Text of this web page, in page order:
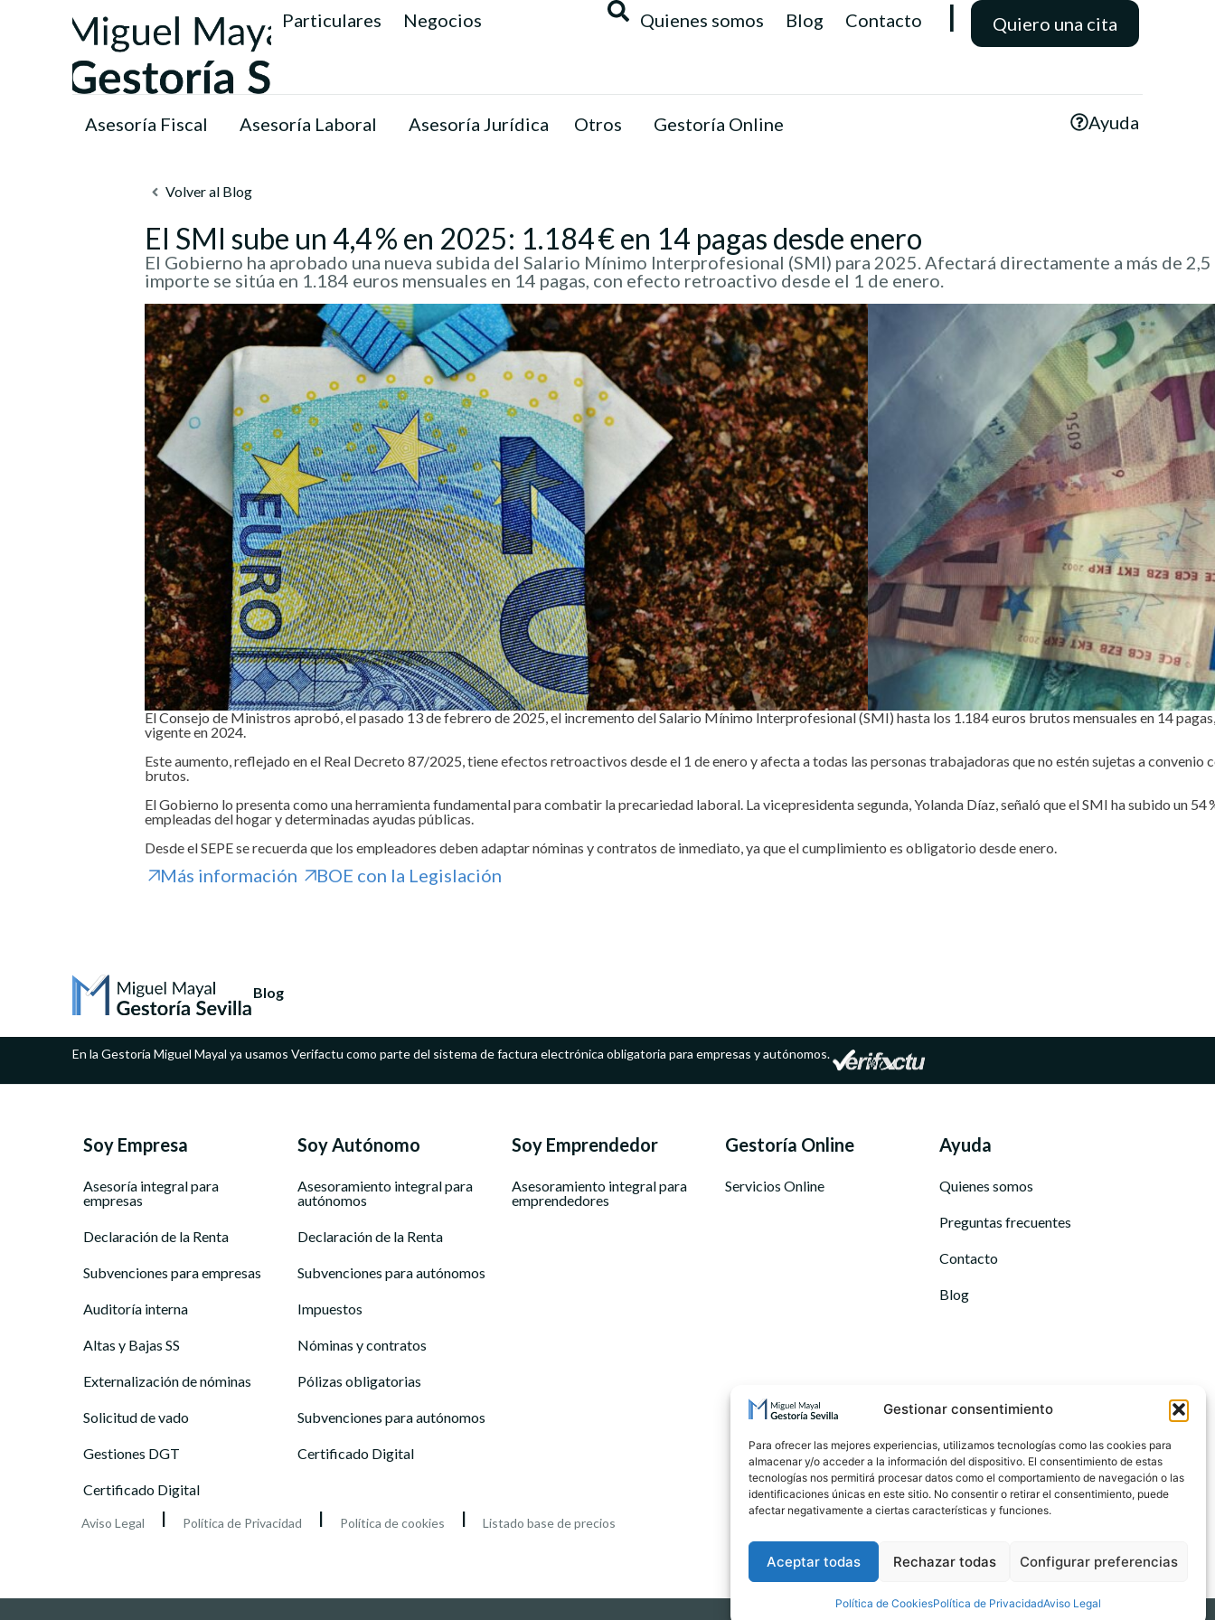
Gestionar consentimiento
Para ofrecer las mejores experiencias, utilizamos tecnologías como las cookies para
almacenar y/o acceder a la información del dispositivo. El consentimiento de estas
tecnologías nos permitirá procesar datos como el comportamiento de navegación o las
identificaciones únicas en este sitio. No consentir o retirar el consentimiento, puede
afectar negativamente a ciertas características y funciones.
Aceptar todas Rechazar todas Configurar preferencias
Política de CookiesPolítica de PrivacidadAviso Legal
Particulares Negocios Quienes somos Blog Contacto l Quiero una cita
Asesoría Fiscal Asesoría Laboral Asesoría Jurídica Otros Gestoría Online Ayuda
Volver al Blog
El SMI sube un 4,4 % en 2025: 1.184 € en 14 pagas desde enero
El Gobierno ha aprobado una nueva subida del Salario Mínimo Interprofesional (SMI) para 2025. Afectará directamente a más de
importe se sitúa en 1.184 euros mensuales en 14 pagas, con efecto retroactivo desde el 1 de enero.
El Consejo de Ministros aprobó, el pasado 13 de febrero de 2025, el incremento del Salario Mínimo Interprofesional (SMI) hasta los 1.184 euros brutos mensuales en 14
vigente en 2024.
Este aumento, reflejado en el Real Decreto 87/2025, tiene efectos retroactivos desde el 1 de enero y afecta a todas las personas trabajadoras que no estén sujetas a convenio
brutos.
El Gobierno lo presenta como una herramienta fundamental para combatir la precariedad laboral. La vicepresidenta segunda, Yolanda Díaz, señaló que el SMI ha subido un
empleadas del hogar y determinadas ayudas públicas.
Desde el SEPE se recuerda que los empleadores deben adaptar nóminas y contratos de inmediato, ya que el cumplimiento es obligatorio desde enero.
Más información BOE con la Legislación
Blog
En la Gestoría Miguel Mayal ya usamos Verifactu como parte del sistema de factura electrónica obligatoria para empresas y autónomos.
Soy Empresa
Asesoría integral para
empresas
Declaración de la Renta
Subvenciones para empresas
Auditoría interna
Altas y Bajas SS
Externalización de nóminas
Solicitud de vado
Gestiones DGT
Certificado Digital
Soy Autónomo
Asesoramiento integral para
autónomos
Declaración de la Renta
Subvenciones para autónomos
Impuestos
Nóminas y contratos
Pólizas obligatorias
Subvenciones para autónomos
Certificado Digital
Soy Emprendedor
Asesoramiento integral para
emprendedores
Gestoría Online
Servicios Online
Ayuda
Quienes somos
Preguntas frecuentes
Contacto
Blog
Aviso Legal l Política de Privacidad l Política de cookies l
Listado base de precios